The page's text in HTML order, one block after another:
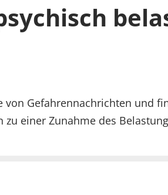
Gefahrennachrichten und
einer Zunahme des